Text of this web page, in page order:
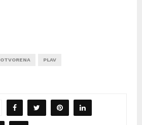
OTVORENA PLAV